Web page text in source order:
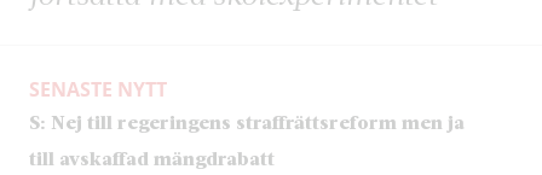
SENASTE NYTT
S: Nej till regeringens straffrättsreform men ja
till avskaffad mängdrabatt